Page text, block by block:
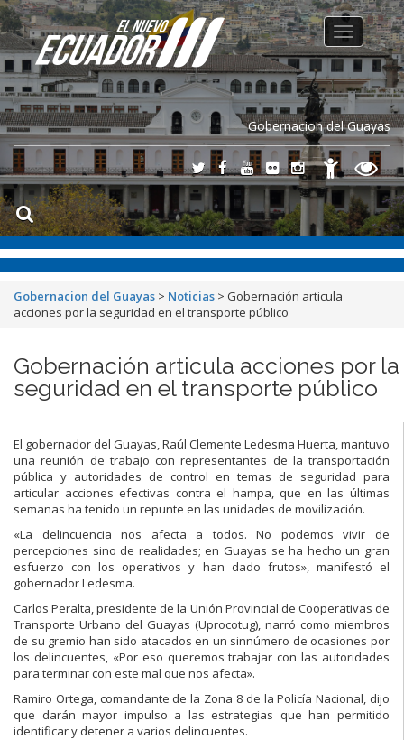
Gobernacion del Guayas
Toggle
navigation
Gobernacion del Guayas > Noticias > Gobernación articula
acciones por la seguridad en el transporte público
Gobernación articula acciones por la
seguridad en el transporte público
El gobernador del Guayas, Raúl Clemente Ledesma Huerta, mantuvo
una reunión de trabajo con representantes de la transportación
pública y autoridades de control en temas de seguridad para
articular acciones efectivas contra el hampa, que en las últimas
semanas ha tenido un repunte en las unidades de movilización.
«La delincuencia nos afecta a todos. No podemos vivir de
percepciones sino de realidades; en Guayas se ha hecho un gran
esfuerzo con los operativos y han dado frutos», manifestó el
gobernador Ledesma.
Carlos Peralta, presidente de la Unión Provincial de Cooperativas de
Transporte Urbano del Guayas (Uprocotug), narró como miembros
de su gremio han sido atacados en un sinnúmero de ocasiones por
los delincuentes, «Por eso queremos trabajar con las autoridades
para terminar con este mal que nos afecta».
Ramiro Ortega, comandante de la Zona 8 de la Policía Nacional, dijo
que darán mayor impulso a las estrategias que han permitido
identificar y detener a varios delincuentes.